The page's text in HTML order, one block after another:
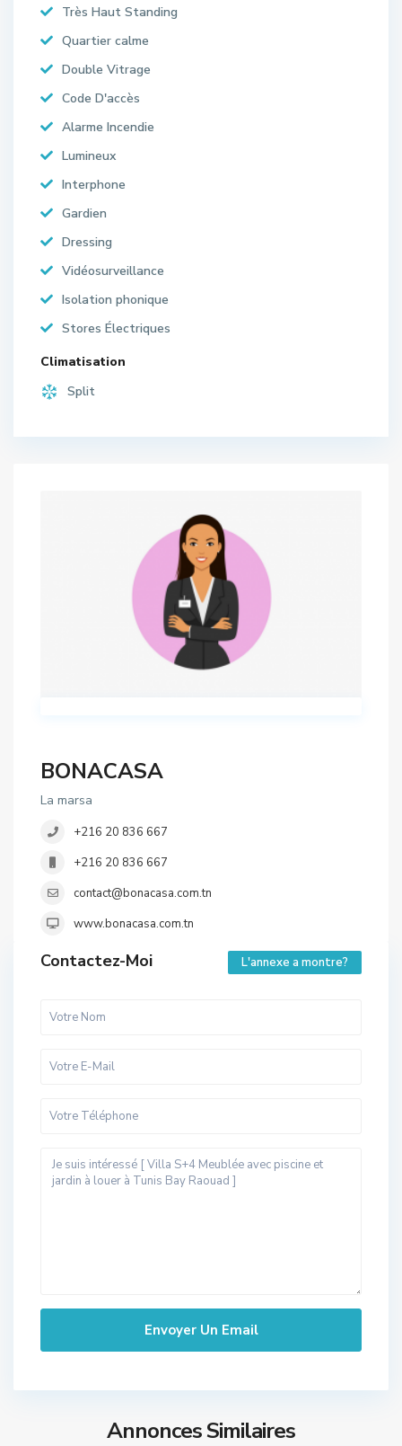
Très Haut Standing
Quartier calme
Double Vitrage
Code D'accès
Alarme Incendie
Lumineux
Interphone
Gardien
Dressing
Vidéosurveillance
Isolation phonique
Stores Électriques
Climatisation
Split
BONACASA
La marsa
+216 20 836 667
+216 20 836 667
contact@bonacasa.com.tn
www.bonacasa.com.tn
Contactez-Moi L'annexe a montre?
Annonces Similaires